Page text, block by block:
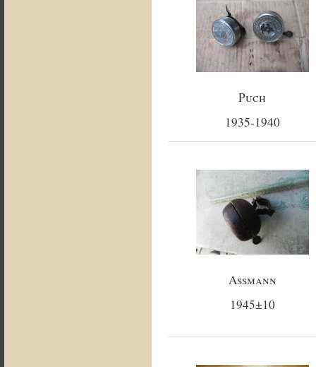
Puch
1935-1940
Assmann
1945±10